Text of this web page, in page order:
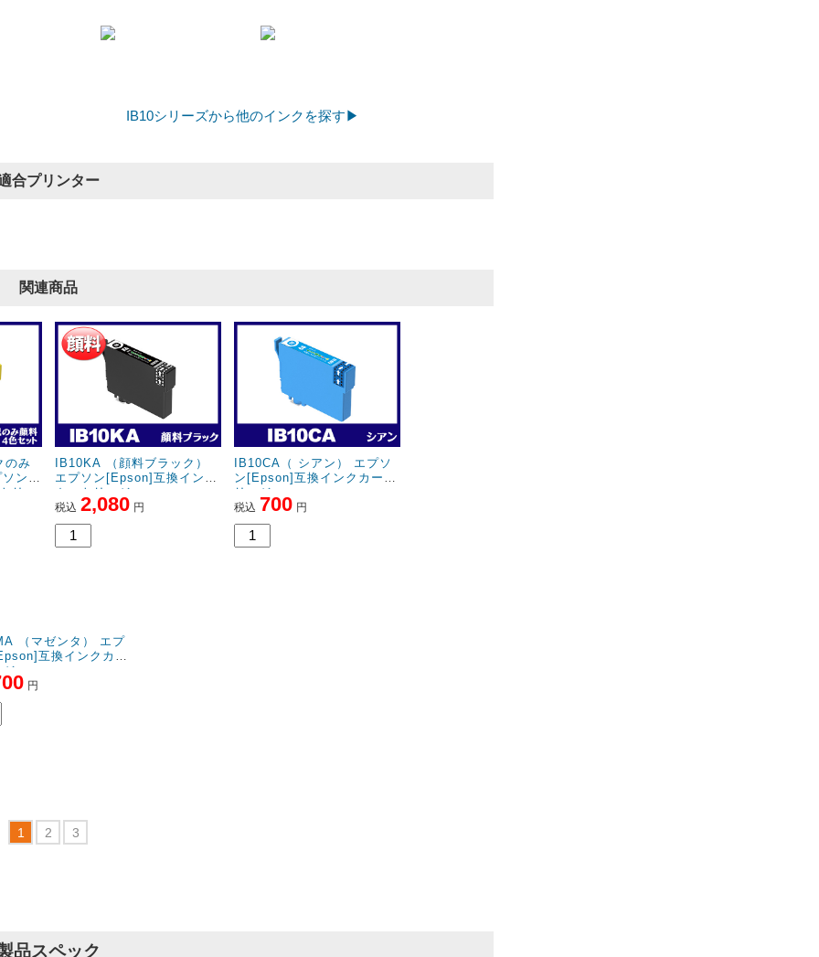
助かった！
商品：IB10CL4A （ブラックのみ顔料4色セット） エプソン[Epson]互換インクカートリッジ
印刷品質・注文から受け取り期間
・印刷の品質は、純正品と比べても何もそん色なく使用できてます。
注文は従来はクレジットカードでしていましたが、今回より「コンビに支払い」
にしましたが、入金の確認ができると即出荷の連絡頂き、短時間で入荷しました。
4.3
問題なく使用できます
耐光性は確認できてませんが今のところ問題なく使用できます。
純正と遜色なく使用できます。
安くてよい！
IB10シリーズから他のインクを探す▶
合プリンター
関連商品
のみ
ン[E
リッ
IB10KA （顔料ブラック）
エプソン[Epson]互換インク
カートリッジ
税込 2,080 円
IB10CA（ シアン） エプソ
ン[Epson]互換インクカート
リッジ
税込 700 円